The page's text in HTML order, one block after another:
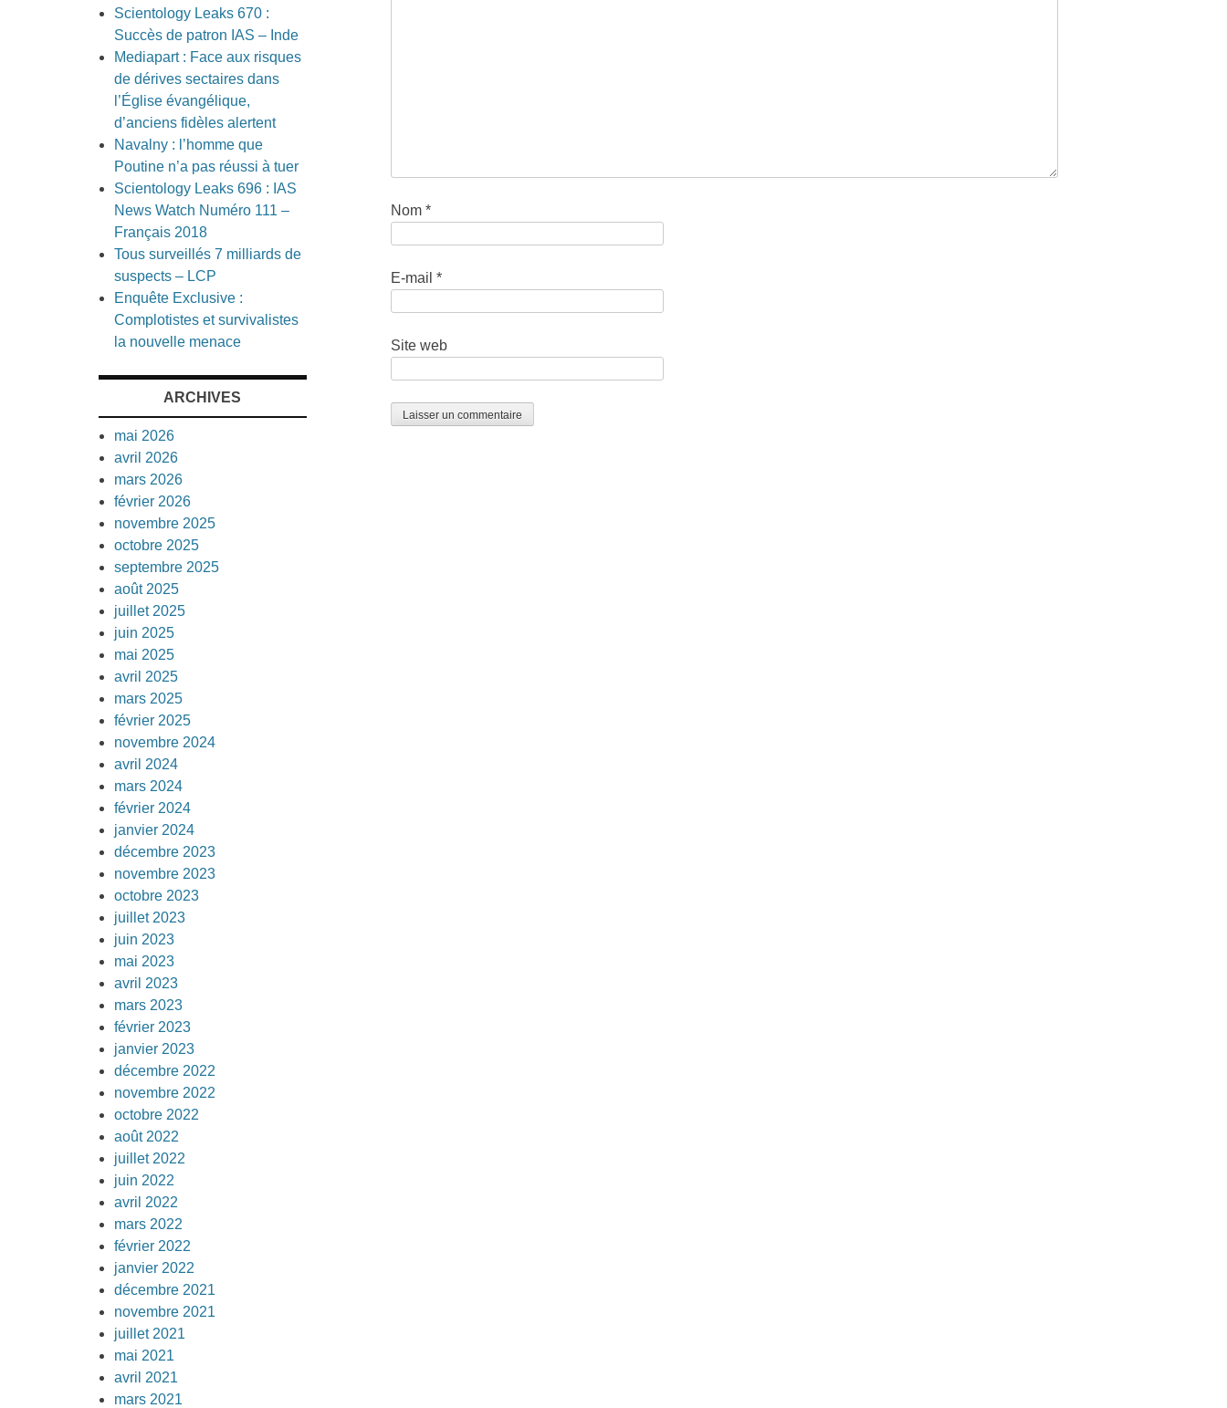
Nom*
E-mail*
Site web
Scientology Leaks 670 :
Succès de patron IAS – Inde
Mediapart : Face aux risques
de dérives sectaires dans
l’Église évangélique,
d’anciens fidèles alertent
Navalny : l’homme que
Poutine n’a pas réussi à tuer
Scientology Leaks 696 : IAS
News Watch Numéro 111 –
Français 2018
Tous surveillés 7 milliards de
suspects – LCP
Enquête Exclusive :
Complotistes et survivalistes
la nouvelle menace
ARCHIVES
mai 2026
avril 2026
mars 2026
février 2026
novembre 2025
octobre 2025
septembre 2025
août 2025
juillet 2025
juin 2025
mai 2025
avril 2025
mars 2025
février 2025
novembre 2024
avril 2024
mars 2024
février 2024
janvier 2024
décembre 2023
novembre 2023
octobre 2023
juillet 2023
juin 2023
mai 2023
avril 2023
mars 2023
février 2023
janvier 2023
décembre 2022
novembre 2022
octobre 2022
août 2022
juillet 2022
juin 2022
avril 2022
mars 2022
février 2022
janvier 2022
décembre 2021
novembre 2021
juillet 2021
mai 2021
avril 2021
mars 2021